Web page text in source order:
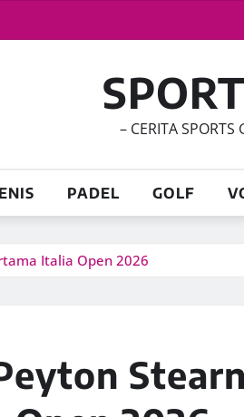
– CERITA SPORTS
PADEL GOLF
Italia Open 2026